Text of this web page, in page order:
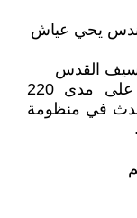
يحي عياش
استهدفت الكتائب به "مطار رامون" على مدى 220
في منظومة